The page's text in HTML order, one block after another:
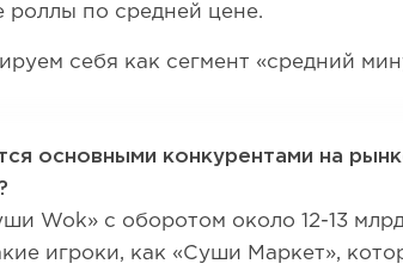
роллы по средней цене.
себя как сегмент «средний
основными конкурентами на
Wok» с оборотом около 12-13
игроки, как «Суши Маркет»,